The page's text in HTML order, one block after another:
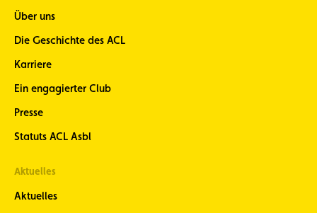
Über uns
Die Geschichte des ACL
Karriere
Ein engagierter Club
Presse
Statuts ACL Asbl
Aktuelles
Aktuelles